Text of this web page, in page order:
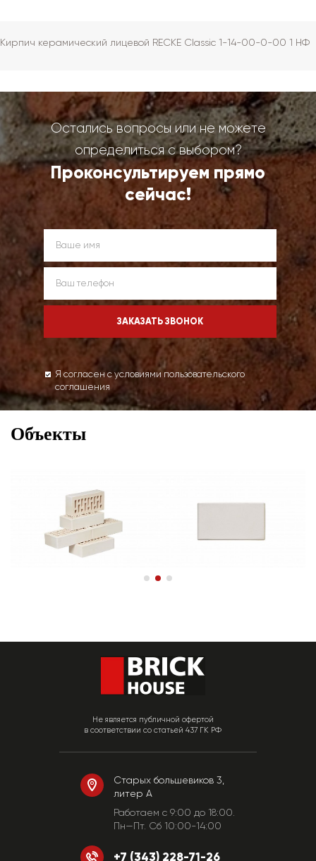
Кирпич керамический лицевой RECKE Сlassic 1-14-00-0-00 1 НФ
Остались вопросы или не можете
определиться с выбором?
Проконсультируем прямо
сейчас!
Я согласен с условиями пользовательского
соглашения
Объекты
Не является публичной офертой
в соответствии со статьей 437 ГК РФ
Старых большевиков 3,
литер А
Работаем c 9:00 до 18:00.
Пн—Пт. Сб 10:00-14:00
+7 (343) 228-71-26